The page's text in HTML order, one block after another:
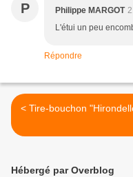
P Philippe MARGOT
L'étui un peu
Répondre
< Tire-bouchon
Hébergé par Overblog